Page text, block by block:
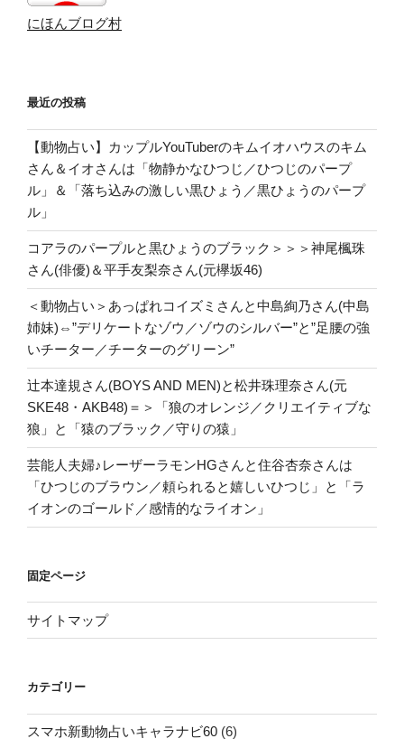
にほんブログ村
最近の投稿
【動物占い】カップルYouTuberのキムイオハウスのキム
さん＆イオさんは「物静かなひつじ／ひつじのパープ
ル」＆「落ち込みの激しい黒ひょう／黒ひょうのパープ
ル」
コアラのパープルと黒ひょうのブラック＞＞＞神尾楓珠
さん(俳優)＆平手友梨奈さん(元欅坂46)
＜動物占い＞あっぱれコイズミさんと中島絢乃さん(中島
姉妹)⇔”デリケートなゾウ／ゾウのシルバー”と”足腰の強
いチーター／チーターのグリーン”
辻本達規さん(BOYS AND MEN)と松井珠理奈さん(元
SKE48・AKB48)＝＞「狼のオレンジ／クリエイティブな
狼」と「猿のブラック／守りの猿」
芸能人夫婦♪レーザーラモンHGさんと住谷杏奈さんは
「ひつじのブラウン／頼られると嬉しいひつじ」と「ラ
イオンのゴールド／感情的なライオン」
固定ページ
サイトマップ
カテゴリー
スマホ新動物占いキャラナビ60 (6)